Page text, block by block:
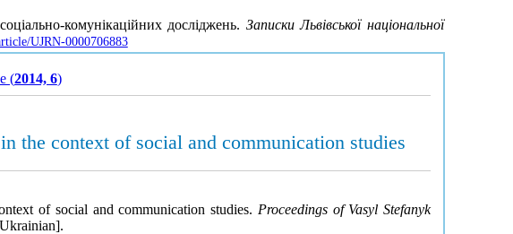
комунікаційних досліджень. Записки Львівської національної
UJRN-0000706883
(2014, 6)
the context of social and communication studies
of social and communication studies. Proceedings of Vasyl Stefanyk